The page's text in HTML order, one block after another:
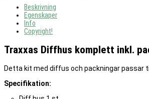
Beskrivning
Egenskaper
Info
Copyright!
Traxxas Diffhus komplett inkl.
Detta kit med diffus och packningar passar
Specifikation: